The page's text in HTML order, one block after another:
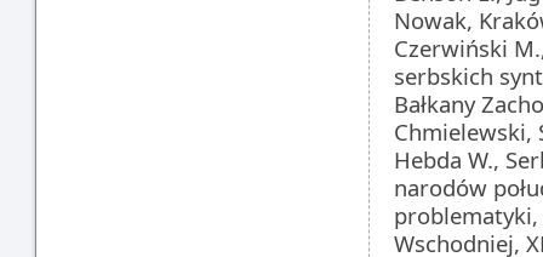
Nowak,
Czerwiński
serbskich
Bałkany
Chmielewski,
Hebda W.,
narodów
problematyki,
Wschodniej,